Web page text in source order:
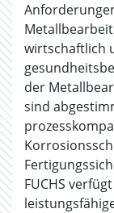
wirtschaftlich
der
sind
FUCHS